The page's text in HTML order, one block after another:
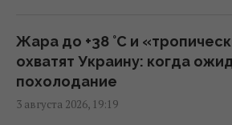
США ввели новые санкции
сотрудничество с Китаем и
Bloomberg
Жара до +38 °С и
охватят Украину: когда
похолодание
3 августа 2026, 19:19